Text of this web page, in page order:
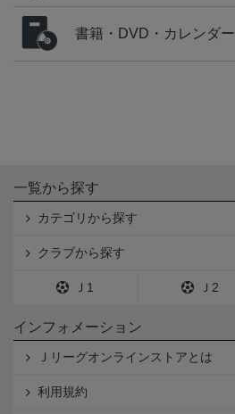
書籍・DVD・カレンダー
一覧から探す
カテゴリから探す
クラブから探す
Ｊ1 Ｊ2
インフォメーション
Ｊリーグオンラインストアとは
利用規約